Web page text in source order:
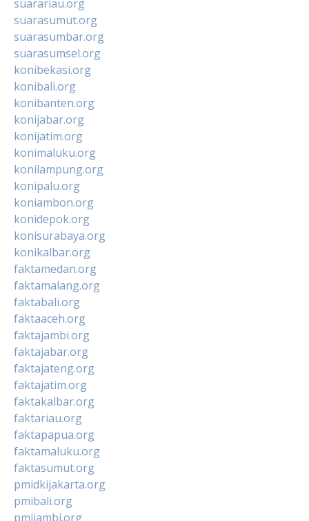
suarariau.org
suarasumut.org
suarasumbar.org
suarasumsel.org
konibekasi.org
konibali.org
konibanten.org
konijabar.org
konijatim.org
konimaluku.org
konilampung.org
konipalu.org
koniambon.org
konidepok.org
konisurabaya.org
konikalbar.org
faktamedan.org
faktamalang.org
faktabali.org
faktaaceh.org
faktajambi.org
faktajabar.org
faktajateng.org
faktajatim.org
faktakalbar.org
faktariau.org
faktapapua.org
faktamaluku.org
faktasumut.org
pmidkijakarta.org
pmibali.org
pmijambi.org